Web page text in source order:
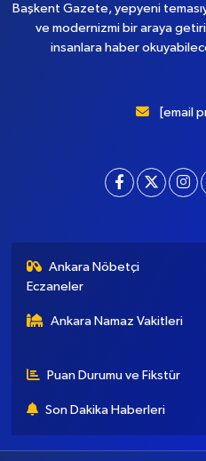
Başkent Gazete, yepyeni
ve modernizmi bir araya
insanlara haber
[email
Ankara Nöbetçi
Eczaneler
Ankara Namaz Vakitleri
Puan Durumu ve Fikstür
Son Dakika Haberleri